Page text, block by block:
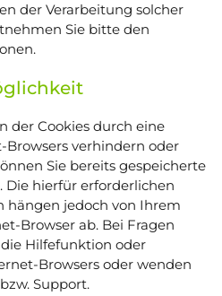
der Verarbeitung solcher
Sie bitte den
der Cookies durch eine
verhindern oder
Sie bereits gespeicherte
Die hierfür erforderlichen
hängen jedoch von Ihrem
Browser ab. Bei Fragen
Hilfefunktion oder
Browsers oder wenden
Support.